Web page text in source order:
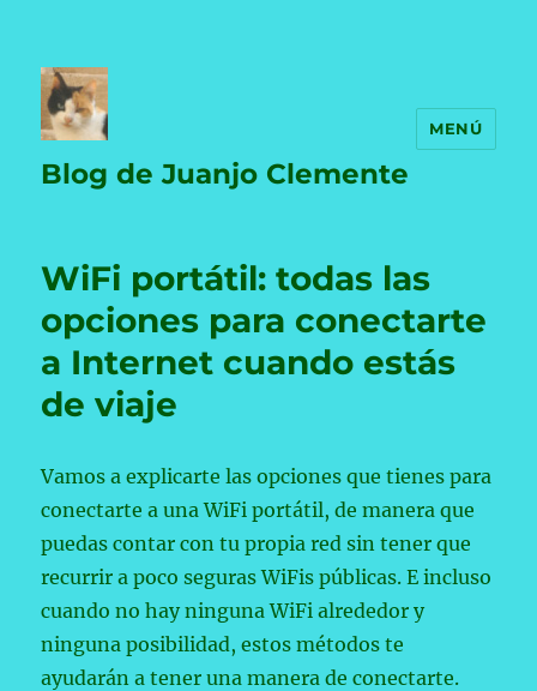
Blog de Juanjo Clemente
MENÚ
WiFi portátil: todas las
opciones para conectarte
a Internet cuando estás
de viaje
Vamos a explicarte las opciones que tienes para
conectarte a una WiFi portátil, de manera que
puedas contar con tu propia red sin tener que
recurrir a poco seguras WiFis públicas. E incluso
cuando no hay ninguna WiFi alrededor y
ninguna posibilidad, estos métodos te
ayudarán a tener una manera de conectarte.